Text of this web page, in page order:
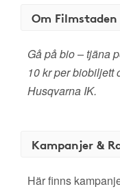
Om
Gå på bio – tjäna
10 kr per biobiljett
Husqvarna IK.
Kampanjer &
Här finns